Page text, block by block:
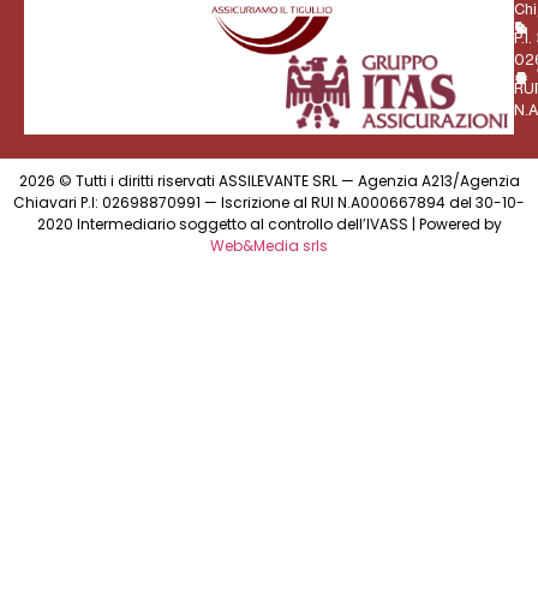
P.I.
RUI
2026 © Tutti i diritti riservati ASSILEVANTE SRL — Agenzia A213/Agenzia
Chiavari P.I: 02698870991 — Iscrizione al RUI N.A000667894 del 30-10-
2020 Intermediario soggetto al controllo dell’IVASS | Powered by
Web&Media srls